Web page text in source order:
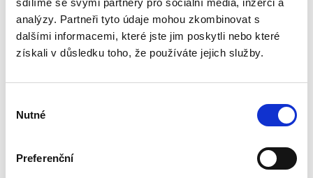
sdílíme se svými partnery pro sociální média, inzerci a
analýzy. Partneři tyto údaje mohou zkombinovat s
dalšími informacemi, které jste jim poskytli nebo které
získali v důsledku toho, že používáte jejich služby.
souhlasu
Nutné
Preferenční
Systém zachování
kapitálu v
kapitálových